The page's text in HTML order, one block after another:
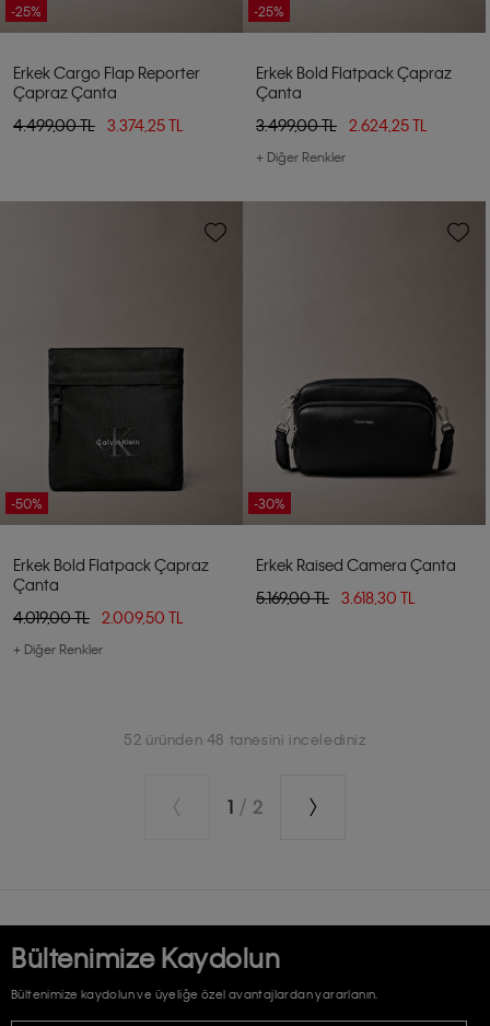
-25%
Erkek Cargo Flap Reporter
Çapraz Çanta
4.499,00 TL
3.374,25 TL
-25%
Erkek Bold Flatpack Çapraz
Çanta
3.499,00 TL
2.624,25 TL
+ Diğer Renkler
-50%
Erkek Bold Flatpack Çapraz
Çanta
4.019,00 TL
2.009,50 TL
+ Diğer Renkler
-30%
Erkek Raised Camera Çanta
5.169,00 TL
3.618,30 TL
52 üründen 48 tanesini incelediniz
1 / 2
Bültenimize Kaydolun
Bültenimize kaydolun ve üyeliğe özel avantajlardan yararlanın.